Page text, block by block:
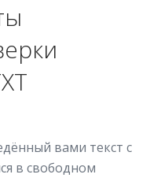
вами текст с
в свободном